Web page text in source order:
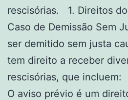
rescisórias. 1. Direitos
Caso de Demissão Sem
ser demitido sem justa
tem direito a receber
rescisórias, que incluem:
O aviso prévio é um